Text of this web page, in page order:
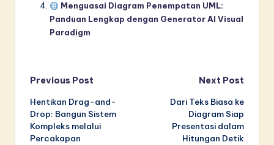
Menguasai Diagram Penempatan UML:
Panduan Lengkap dengan Generator AI Visual
Paradigm
Post
navigation
Previous Post
Hentikan Drag-and-
Drop: Bangun Sistem
Kompleks melalui
Percakapan
Next Post
Dari Teks Biasa ke
Diagram Siap
Presentasi dalam
Hitungan Detik